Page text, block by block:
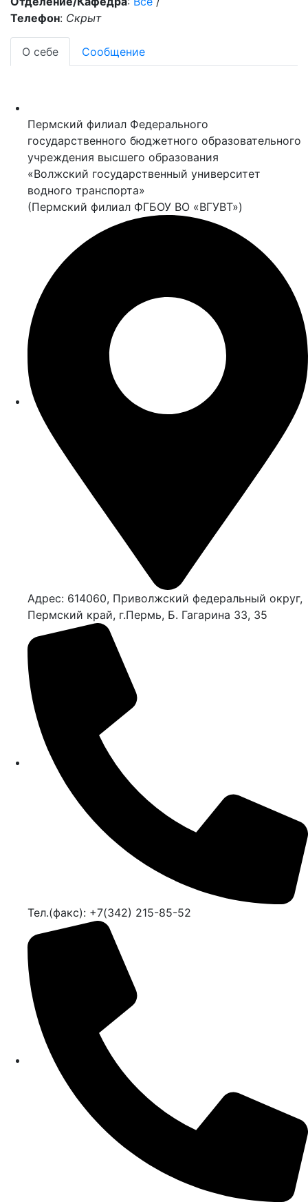
Телефон: Скрыт
О себе Сообщение
Пермский филиал Федерального
государственного бюджетного образовательного
учреждения высшего образования
«Волжский государственный университет
водного транспорта»
(Пермский филиал ФГБОУ ВО «ВГУВТ»)
Адрес: 614060, Приволжский федеральный округ,
Пермский край, г.Пермь, Б. Гагарина 33, 35
Тел.(факс): +7(342) 215-85-52